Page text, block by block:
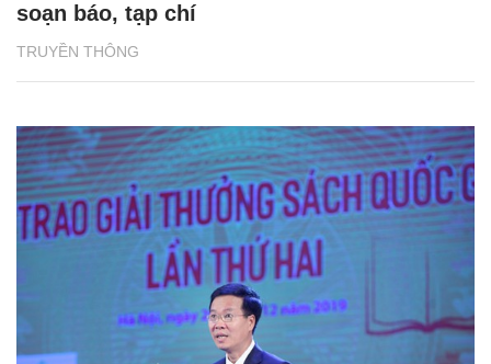
TRUYỀN THÔNG
soạn báo, tạp chí